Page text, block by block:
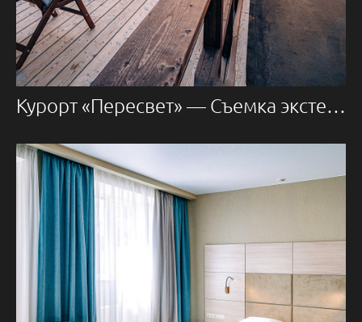
Курорт «Пересвет» — Съемка экстерьеров